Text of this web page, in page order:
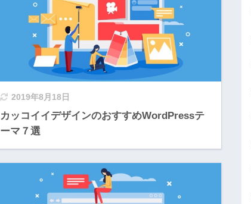
2019年8月18日
カッコイイデザインのおすすめWordPressテ
ーマ７選